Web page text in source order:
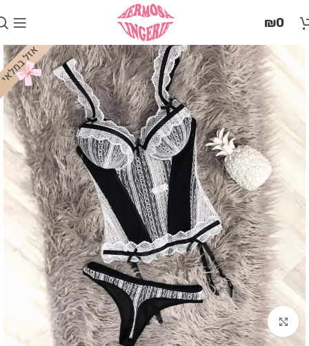
זֶה
מַעֲרֶכֶת
"המרכז
הישראלי
לְהַנְגָּשָׁת
אָתָרִים".
הַמְּסַיַּעַת
לִנְגִישׁוּת
לִפְתִיחַת
תַּפְרִיט
הֵנְּגִישׁוּת
ALT+0
₪0
Click to enlarge